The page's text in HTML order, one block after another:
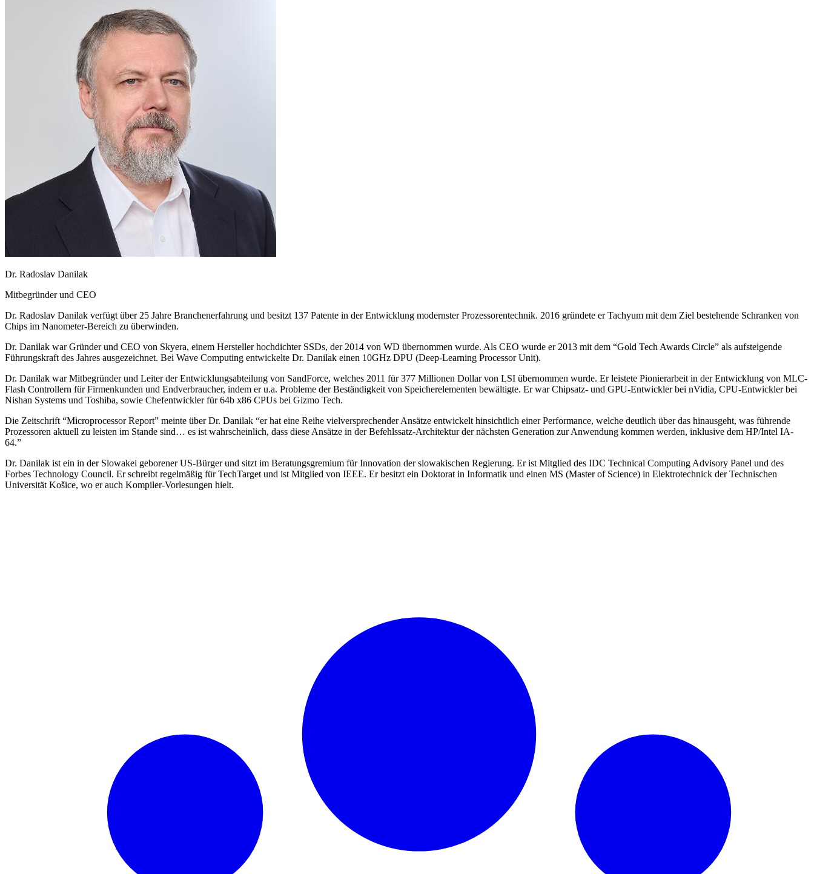
Dr. Radoslav Danilak
Mitbegründer und CEO
Dr. Radoslav Danilak verfügt über 25 Jahre Branchenerfahrung und besitzt 137 Patente in der Entwicklung modernster Prozessorentechnik. 2016 gründete er Tachyum mit dem Ziel bestehende Schranken von
Chips im Nanometer-Bereich zu überwinden.
Dr. Danilak war Gründer und CEO von Skyera, einem Hersteller hochdichter SSDs, der 2014 von WD übernommen wurde. Als CEO wurde er 2013 mit dem “Gold Tech Awards Circle” als aufsteigende
Führungskraft des Jahres ausgezeichnet. Bei Wave Computing entwickelte Dr. Danilak einen 10GHz DPU (Deep-Learning Processor Unit).
Dr. Danilak war Mitbegründer und Leiter der Entwicklungsabteilung von SandForce, welches 2011 für 377 Millionen Dollar von LSI übernommen wurde. Er leistete Pionierarbeit in der Entwicklung von MLC-
Flash Controllern für Firmenkunden und Endverbraucher, indem er u.a. Probleme der Beständigkeit von Speicherelementen bewältigte. Er war Chipsatz- und GPU-Entwickler bei nVidia, CPU-Entwickler bei
Nishan Systems und Toshiba, sowie Chefentwickler für 64b x86 CPUs bei Gizmo Tech.
Die Zeitschrift “Microprocessor Report” meinte über Dr. Danilak “er hat eine Reihe vielversprechender Ansätze entwickelt hinsichtlich einer Performance, welche deutlich über das hinausgeht, was führende
Prozessoren aktuell zu leisten im Stande sind… es ist wahrscheinlich, dass diese Ansätze in der Befehlssatz-Architektur der nächsten Generation zur Anwendung kommen werden, inklusive dem HP/Intel IA-
64.”
Dr. Danilak ist ein in der Slowakei geborener US-Bürger und sitzt im Beratungsgremium für Innovation der slowakischen Regierung. Er ist Mitglied des IDC Technical Computing Advisory Panel und des
Forbes Technology Council. Er schreibt regelmäßig für TechTarget und ist Mitglied von IEEE. Er besitzt ein Doktorat in Informatik und einen MS (Master of Science) in Elektrotechnick der Technischen
Universität Košice, wo er auch Kompiler-Vorlesungen hielt.